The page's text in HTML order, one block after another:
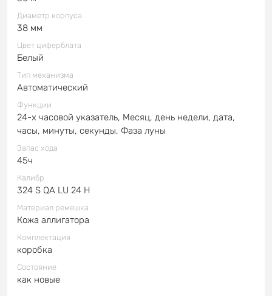
Диаметр корпуса
38 мм
Цвет циферблата
Белый
Тип механизма
Автоматический
Функции
24-х часовой указатель, Месяц, день недели, дата,
часы, минуты, секунды, Фаза луны
Запас хода
45ч
Калибр
324 S QA LU 24 H
Материал ремешка
Кожа аллигатора
Комплектация
коробка
Состояние
как новые